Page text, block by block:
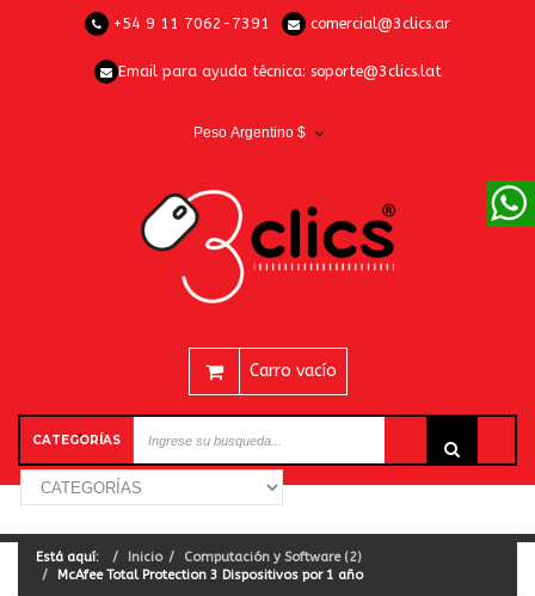
+54 9 11 7062-7391 comercial@3clics.ar
Email para ayuda técnica: soporte@3clics.lat
Peso Argentino $
Carro vacío
CATEGORÍAS
Está aquí: Inicio
Computación y Software (2)
McAfee Total Protection 3 Dispositivos por 1 año